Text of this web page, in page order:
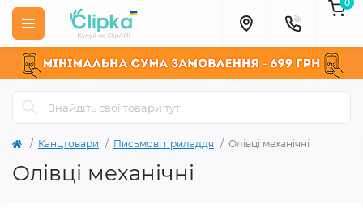
Канцтовари Письмові приладдя Олівці механічні
Олівці механічні